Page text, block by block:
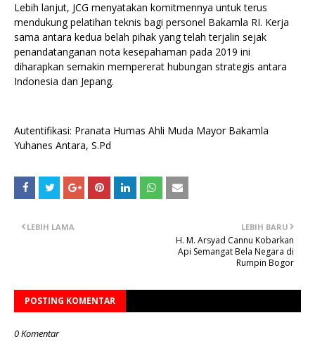
Lebih lanjut, JCG menyatakan komitmennya untuk terus
mendukung pelatihan teknis bagi personel Bakamla RI. Kerja
sama antara kedua belah pihak yang telah terjalin sejak
penandatanganan nota kesepahaman pada 2019 ini
diharapkan semakin mempererat hubungan strategis antara
Indonesia dan Jepang.
Autentifikasi: Pranata Humas Ahli Muda Mayor Bakamla
Yuhanes Antara, S.Pd
LEBIH BARU
H. M. Arsyad Cannu Kobarkan
Api Semangat Bela Negara di
Rumpin Bogor
LEBIH LAMA
POSTING KOMENTAR
0 Komentar